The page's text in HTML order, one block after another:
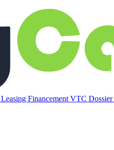
Leasing Financement VTC Dossier